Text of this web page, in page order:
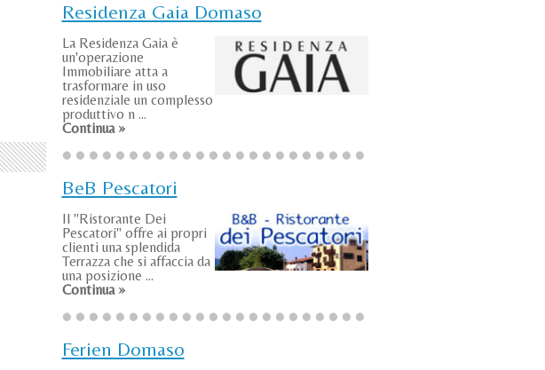
Residenza Gaia Domaso
La Residenza Gaia è
un'operazione
Immobiliare atta a
trasformare in uso
residenziale un complesso
produttivo n ...
Continua »
BeB Pescatori
Il "Ristorante Dei
Pescatori" offre ai propri
clienti una splendida
Terrazza che si affaccia da
una posizione ...
Continua »
Ferien Domaso